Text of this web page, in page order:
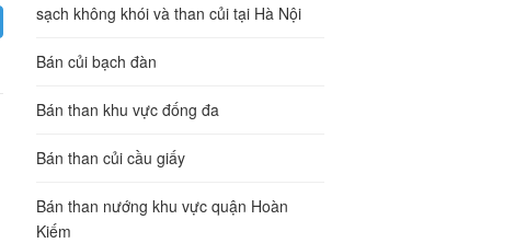
sạch không khói và than củi tại Hà Nội
Bán củi bạch đàn
Bán than khu vực đống đa
Bán than củi cầu giấy
Bán than nướng khu vực quận Hoàn
Kiếm